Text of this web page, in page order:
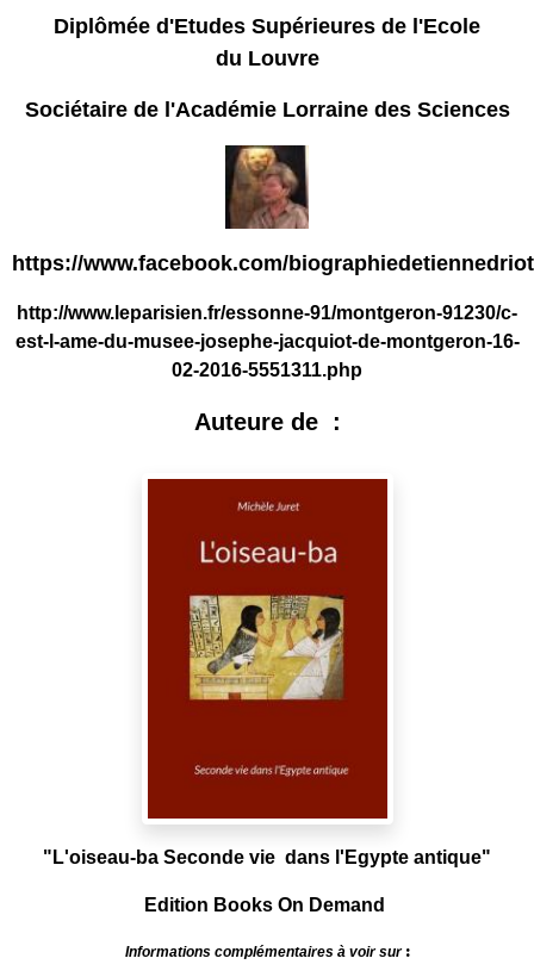
Diplômée d'Etudes Supérieures de l'Ecole
du Louvre
Sociétaire de l'Académie Lorraine des Sciences
https://www.facebook.com/
http://www.leparisien.fr/essonne-91/montgeron-91230/c-
est-l-ame-du-musee-josephe-jacquiot-de-montgeron-16-
02-2016-5551311.php
Auteure de :
"L'oiseau-ba Seconde vie dans l'Egypte antique"
Edition Books On Demand
Informations complémentaires à voir sur :